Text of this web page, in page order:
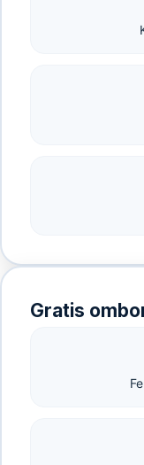
Gratis